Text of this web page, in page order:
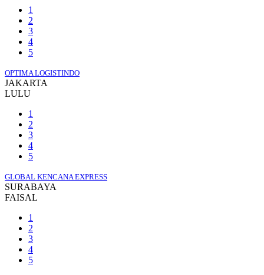
1
2
3
4
5
OPTIMA LOGISTINDO
JAKARTA
LULU
1
2
3
4
5
GLOBAL KENCANA EXPRESS
SURABAYA
FAISAL
1
2
3
4
5